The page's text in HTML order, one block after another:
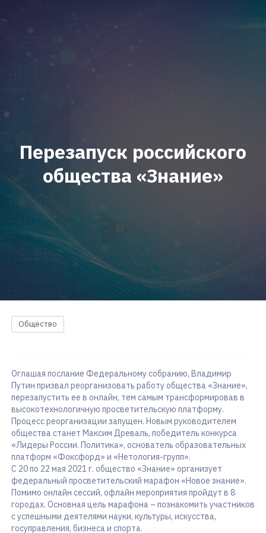
Перезапуск российского
общества «Знание»
Общество
Оглашая послание Федеральному собранию, Владимир
Путин призвал реорганизовать работу общества «Знание»,
перезапустить ее в онлайн, тем самым трансформировав в
высокотехнологичную просветительскую платформу.
Процесс реорганизации запущен. Новым руководителем
общества станет Максим Древаль, победитель конкурса
«Лидеры России. Политика», основатель образовательных
платформ «Фоксфорд» и «Нетология-групп».
С 20 по 22 мая 2021 г. общество «Знание» организует
федеральный просветительский марафон «Новое знание».
Помимо онлайн сессий, офлайн мероприятия пройдут в 8
городах. Основная цель марафона – познакомить участников
с успешными деятелями науки, культуры, искусства,
госуправления, бизнеса и спорта.